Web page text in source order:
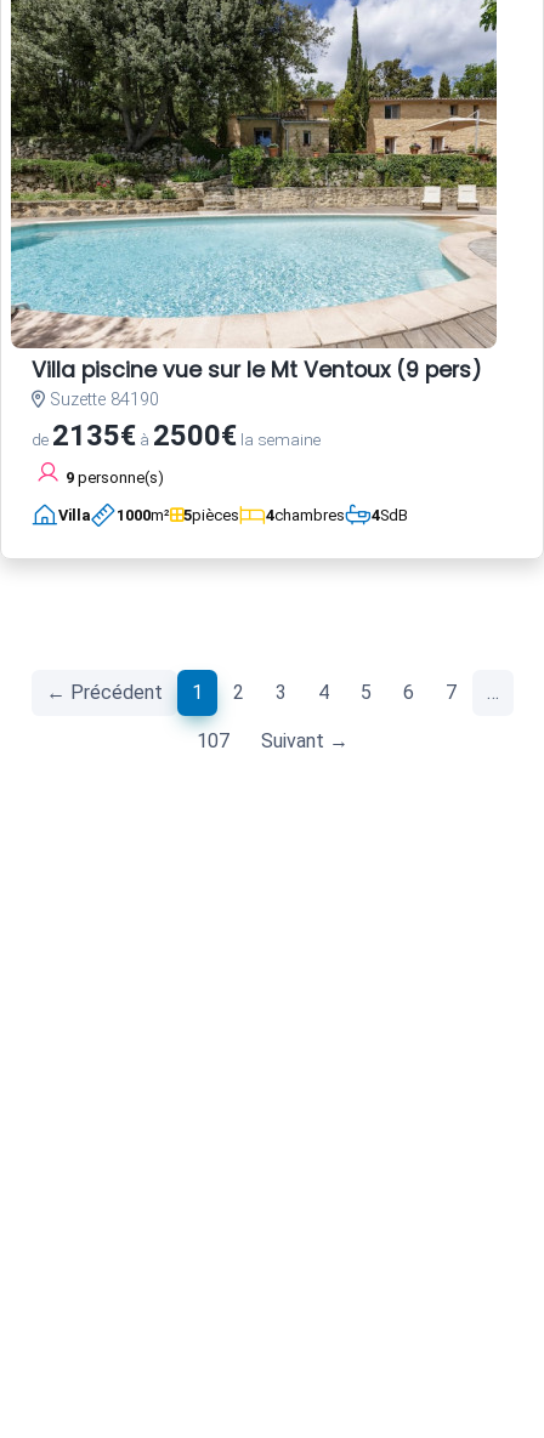
Villa piscine vue sur le Mt Ventoux (9 pers)
Suzette 84190
de 2135€ à 2500€ la semaine
9 personne(s)
Villa 1000m² 5pièces 4chambres 4SdB
← Précédent 1 (current)
2 3 4 5 6 7 …
107 Suivant →